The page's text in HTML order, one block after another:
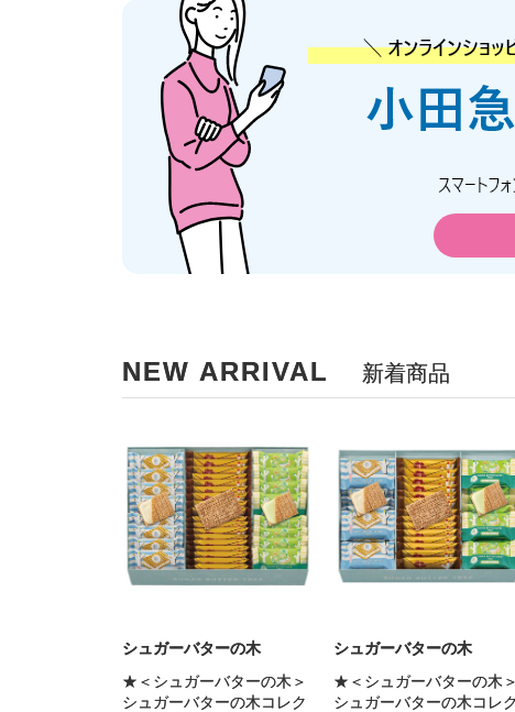
NEW ARRIVAL 新着商品
シュガーバターの木
★＜シュガーバターの木＞
シュガーバターの木コレク
シュガーバターの木
★＜シュガーバターの木＞
シュガーバターの木コレク